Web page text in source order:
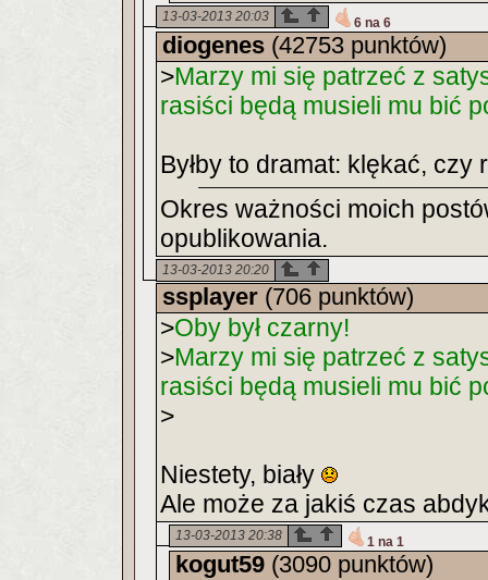
13-03-2013 20:03 6 na 6
diogenes (42753 punktów)
>Marzy mi się patrzeć z
rasiści będą musieli mu bić
Byłby to dramat: klękać, czy
Okres ważności moich
opublikowania.
13-03-2013 20:20
ssplayer (706 punktów)
>Oby był czarny!
>Marzy mi się patrzeć z
rasiści będą musieli mu bić
>
Niestety, biały
Ale może za jakiś czas
13-03-2013 20:38 1 na 1
kogut59 (3090 punktów)